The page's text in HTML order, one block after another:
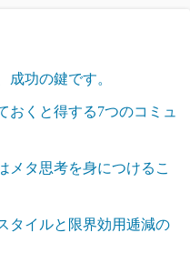
成功の鍵です。
くと得する7つのコミュ
メタ思考を身につけるこ
タイルと限界効用逓減の